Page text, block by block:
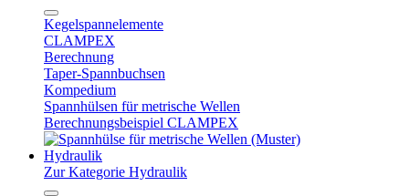
Kegelspannelemente
CLAMPEX
Berechnung
Taper-Spannbuchsen
Kompedium
Spannhülsen für metrische Wellen
Berechnungsbeispiel CLAMPEX
Hydraulik
Zur Kategorie Hydraulik